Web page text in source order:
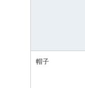
帽子